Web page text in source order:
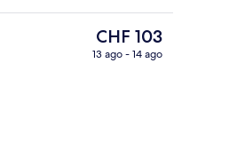
Il
prezzo
attuale
CHF 103
13 ago - 14 ago